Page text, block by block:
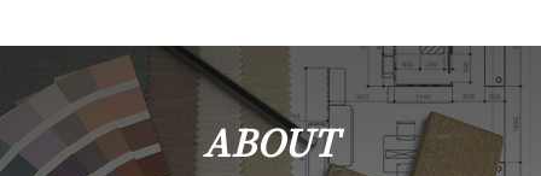
ABOUT